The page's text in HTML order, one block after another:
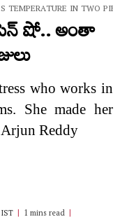
TEMPERATURE IN TWO
షో.. అంతా
who works in
She made her
Reddy
1 mins read